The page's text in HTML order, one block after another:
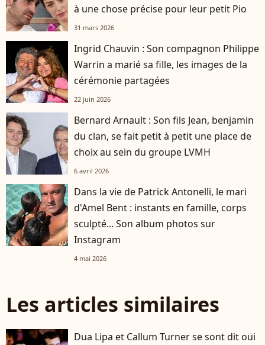
à une chose précise pour leur petit Pio
31 mars 2026
Ingrid Chauvin : Son compagnon Philippe
Warrin a marié sa fille, les images de la
cérémonie partagées
22 juin 2026
Bernard Arnault : Son fils Jean, benjamin
du clan, se fait petit à petit une place de
choix au sein du groupe LVMH
6 avril 2026
Dans la vie de Patrick Antonelli, le mari
d'Amel Bent : instants en famille, corps
sculpté... Son album photos sur
Instagram
4 mai 2026
Les articles similaires
Dua Lipa et Callum Turner se sont dit oui